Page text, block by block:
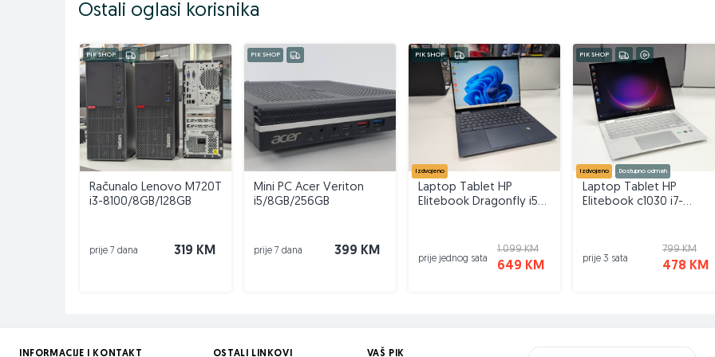
Ostali oglasi korisnika
PIK SHOP
Računalo Lenovo M720T
i3-8100/8GB/128GB
319 KM
prije 7 dana
PIK SHOP
Mini PC Acer Veriton
i5/8GB/256GB
399 KM
prije 7 dana
PIK SHOP
Izdvojeno
Laptop Tablet HP
Elitebook Dragonfly i5-
1.099 KM
649 KM
prije jednog sata
PIK SHOP
Izdvojeno Dostupno odmah
Laptop Tablet HP
Elitebook c1030 i7-
799 KM
478 KM
prije 3 sata
INFORMACIJE I KONTAKT OSTALI LINKOVI VAŠ PIK